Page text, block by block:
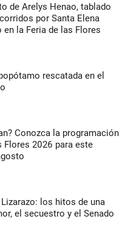
de Arelys Henao, tablado
por Santa Elena
la Feria de las Flores
rescatada en el
Conozca la programación
Flores 2026 para este
los hitos de una
el secuestro y el Senado